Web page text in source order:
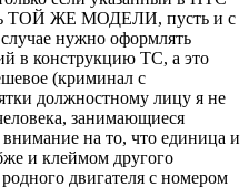
ТОЙ ЖЕ МОДЕЛИ, пусть и с
нужно оформлять
в конструкцию ТС, а это
(криминал с
должностному лицу я не
занимающиеся
на то, что единица и
и клеймом другого
двигателя с номером